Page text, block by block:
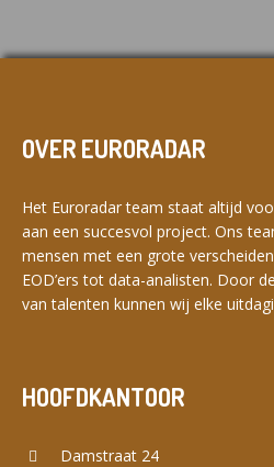
OVER EURORADAR
Het Euroradar team staat altijd
aan een succesvol project. Ons
mensen met een grote
EOD’ers tot data-analisten. Door
van talenten kunnen wij elke
HOOFDKANTOOR
Damstraat 24